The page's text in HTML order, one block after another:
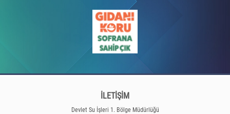
İLETİŞİM
Devlet Su İşleri 1. Bölge Müdürlüğü